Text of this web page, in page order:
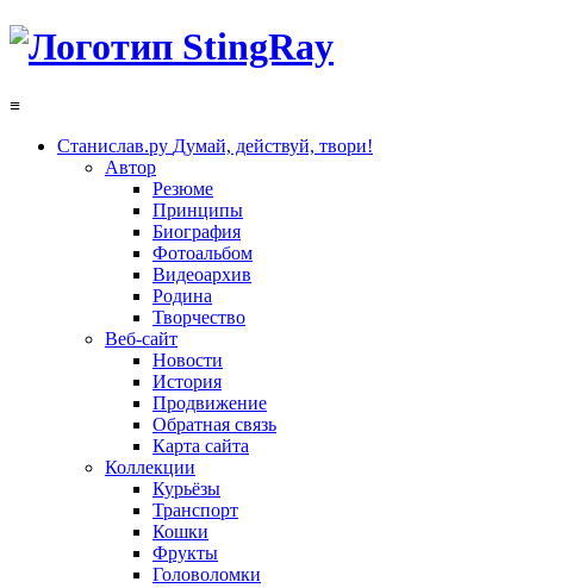
≡
Станислав.ру Думай, действуй, твори!
Автор
Резюме
Принципы
Биография
Фотоальбом
Видеоархив
Родина
Творчество
Веб-сайт
Новости
История
Продвижение
Обратная связь
Карта сайта
Коллекции
Курьёзы
Транспорт
Кошки
Фрукты
Головоломки